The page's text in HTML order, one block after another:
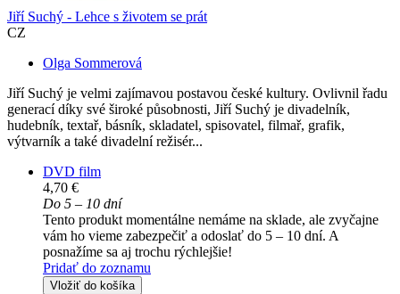
Jiří Suchý - Lehce s životem se prát
CZ
Olga Sommerová
Jiří Suchý je velmi zajímavou postavou české kultury. Ovlivnil řadu
generací díky své široké působnosti, Jiří Suchý je divadelník,
hudebník, textař, básník, skladatel, spisovatel, filmař, grafik,
výtvarník a také divadelní režisér...
DVD film
4,70 €
Do 5 – 10 dní
Tento produkt momentálne nemáme na sklade, ale zvyčajne
vám ho vieme zabezpečiť a odoslať do 5 – 10 dní. A
posnažíme sa aj trochu rýchlejšie!
Pridať do zoznamu
Vložiť do košíka